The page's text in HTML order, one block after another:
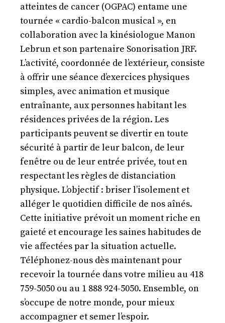
atteintes de cancer (OGPAC) entame une
tournée « cardio-balcon musical », en
collaboration avec la kinésiologue Manon
Lebrun et son partenaire Sonorisation JRF.
L’activité, coordonnée de l’extérieur, consiste
à offrir une séance d’exercices physiques
simples, avec animation et musique
entraînante, aux personnes habitant les
résidences privées de la région. Les
participants peuvent se divertir en toute
sécurité à partir de leur balcon, de leur
fenêtre ou de leur entrée privée, tout en
respectant les règles de distanciation
physique. L’objectif : briser l’isolement et
alléger le quotidien difficile de nos aînés.
Cette initiative prévoit un moment riche en
gaieté et encourage les saines habitudes de
vie affectées par la situation actuelle.
Téléphonez-nous dès maintenant pour
recevoir la tournée dans votre milieu au 418
759-5050 ou au 1 888 924-5050. Ensemble, on
s’occupe de notre monde, pour mieux
accompagner et semer l’espoir.